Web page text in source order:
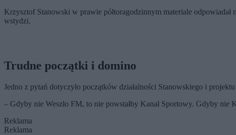
Krzysztof Stanowski w prawie półtoragodzinnym materiale
wstydzi.
Trudne początki i domino
Jedno z pytań dotyczyło początków działalności Stanowskiego i
– Gdyby nie Weszło FM, to nie powstałby Kanał Sportowy. Gdyby nie
Reklama
Reklama